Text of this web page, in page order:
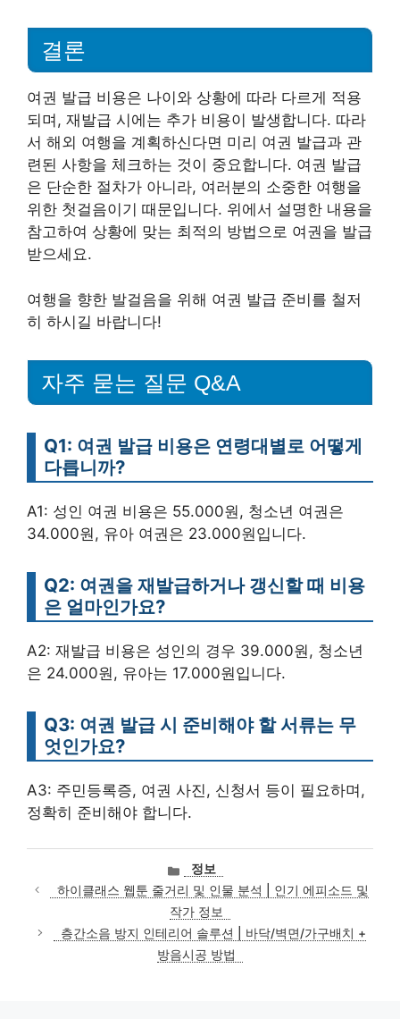
결론
여권 발급 비용은 나이와 상황에 따라 다르게 적용
되며, 재발급 시에는 추가 비용이 발생합니다. 따라
서 해외 여행을 계획하신다면 미리 여권 발급과 관
련된 사항을 체크하는 것이 중요합니다. 여권 발급
은 단순한 절차가 아니라, 여러분의 소중한 여행을
위한 첫걸음이기 때문입니다. 위에서 설명한 내용을
참고하여 상황에 맞는 최적의 방법으로 여권을 발급
받으세요.
여행을 향한 발걸음을 위해 여권 발급 준비를 철저
히 하시길 바랍니다!
자주 묻는 질문 Q&A
Q1: 여권 발급 비용은 연령대별로 어떻게
다릅니까?
A1: 성인 여권 비용은 55.000원, 청소년 여권은
34.000원, 유아 여권은 23.000원입니다.
Q2: 여권을 재발급하거나 갱신할 때 비용
은 얼마인가요?
A2: 재발급 비용은 성인의 경우 39.000원, 청소년
은 24.000원, 유아는 17.000원입니다.
Q3: 여권 발급 시 준비해야 할 서류는 무
엇인가요?
A3: 주민등록증, 여권 사진, 신청서 등이 필요하며,
정확히 준비해야 합니다.
카
테
고
리
정보
하이클래스 웹툰 줄거리 및 인물 분석 | 인기 에피소드 및
작가 정보
층간소음 방지 인테리어 솔루션 | 바닥/벽면/가구배치 +
방음시공 방법